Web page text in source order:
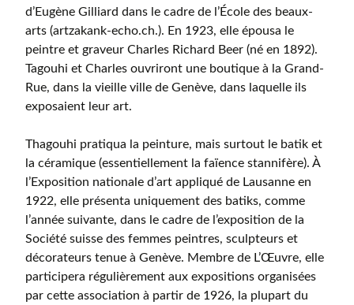
d’Eugène Gilliard dans le cadre de l’École des beaux-
arts (artzakank-echo.ch.). En 1923, elle épousa le
peintre et graveur Charles Richard Beer (né en 1892).
Tagouhi et Charles ouvriront une boutique à la Grand-
Rue, dans la vieille ville de Genève, dans laquelle ils
exposaient leur art.
Thagouhi pratiqua la peinture, mais surtout le batik et
la céramique (essentiellement la faïence stannifère). À
l’Exposition nationale d’art appliqué de Lausanne en
1922, elle présenta uniquement des batiks, comme
l’année suivante, dans le cadre de l’exposition de la
Société suisse des femmes peintres, sculpteurs et
décorateurs tenue à Genève. Membre de L’Œuvre, elle
participera régulièrement aux expositions organisées
par cette association à partir de 1926, la plupart du